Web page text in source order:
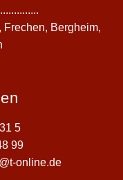
Frechen, Bergheim,
5
99
online.de